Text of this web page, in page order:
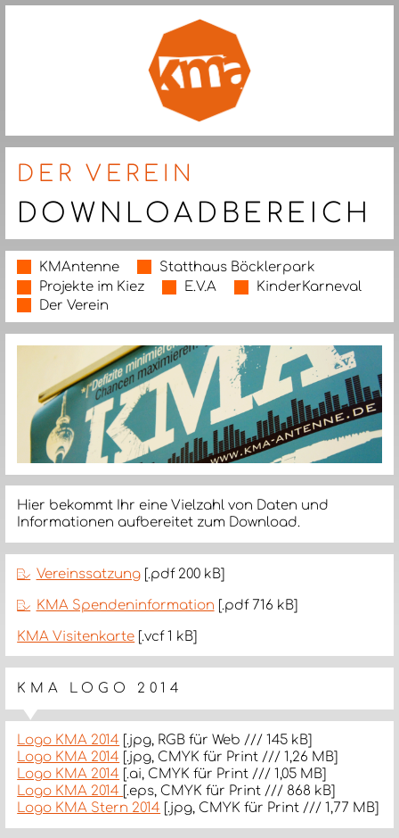
DER VEREIN
DOWNLOADBEREICH
KMAntenne
Statthaus Böcklerpark
Projekte im Kiez
E.V.A
KinderKarneval
Der Verein
Hier bekommt Ihr eine Vielzahl von Daten und
Informationen aufbereitet zum Download.
Vereinssatzung[.pdf 200 kB]
KMA Spendeninformation [.pdf 716 kB]
KMA Visitenkarte [.vcf 1 kB]
KMA LOGO 2014
Logo KMA 2014 [.jpg, RGB für Web /// 145 kB]
Logo KMA 2014 [.jpg, CMYK für Print /// 1,26 MB]
Logo KMA 2014 [.ai, CMYK für Print /// 1,05 MB]
Logo KMA 2014 [.eps, CMYK für Print /// 868 kB]
Logo KMA Stern 2014 [.jpg, CMYK für Print /// 1,77 MB]